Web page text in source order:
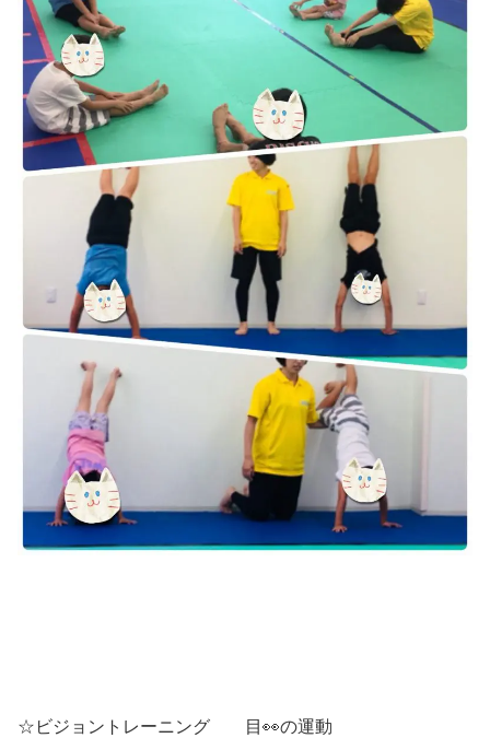
☆ビジョントレーニング 目👀の運動